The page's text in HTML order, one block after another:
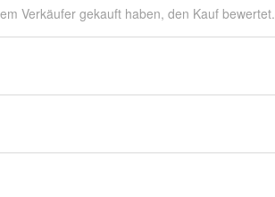
Verkäufer gekauft haben, den Kauf bewertet.